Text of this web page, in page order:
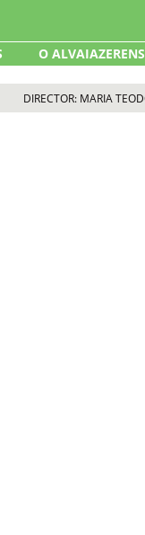
O
DIRECTOR: MARIA